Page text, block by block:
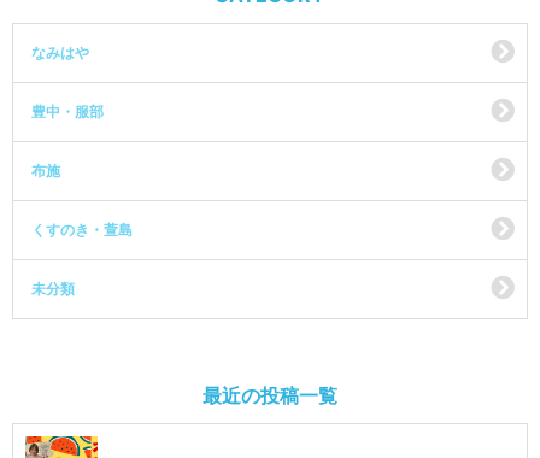
なみはや
豊中・服部
布施
くすのき・萱島
未分類
最近の投稿一覧